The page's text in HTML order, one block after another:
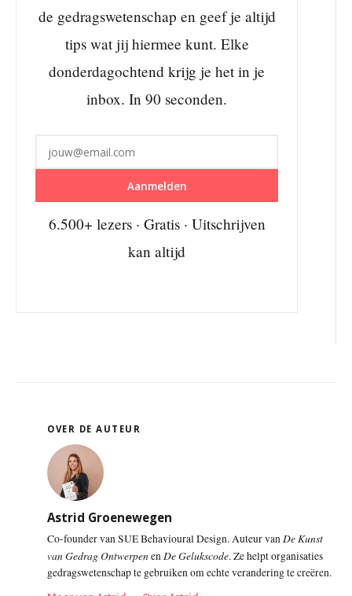
de gedragswetenschap en geef je altijd
tips wat jij hiermee kunt. Elke
donderdagochtend krijg je het in je
inbox. In 90 seconden.
Aanmelden
6.500+ lezers · Gratis · Uitschrijven
kan altijd
OVER DE AUTEUR
Astrid Groenewegen
Co-founder van SUE Behavioural Design. Auteur vanDe Kunst
van Gedrag OntwerpenenDe Gelukscode. Ze helpt organisaties
gedragswetenschap te gebruiken om echte verandering te creëren.